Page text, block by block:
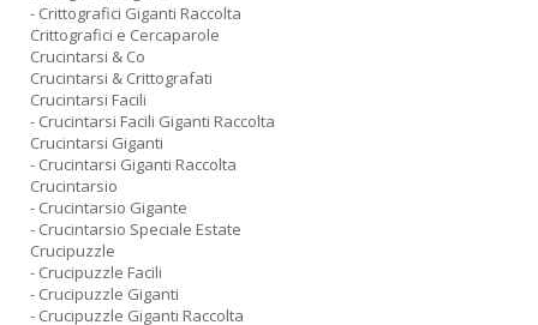
- Crittografici Giganti Raccolta
Crittografici e Cercaparole
Crucintarsi & Co
Crucintarsi & Crittografati
Crucintarsi Facili
- Crucintarsi Facili Giganti Raccolta
Crucintarsi Giganti
- Crucintarsi Giganti Raccolta
Crucintarsio
- Crucintarsio Gigante
- Crucintarsio Speciale Estate
Crucipuzzle
- Crucipuzzle Facili
- Crucipuzzle Giganti
- Crucipuzzle Giganti Raccolta